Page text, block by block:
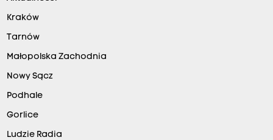
Kraków
Tarnów
Małopolska Zachodnia
Nowy Sącz
Podhale
Gorlice
Ludzie Radia